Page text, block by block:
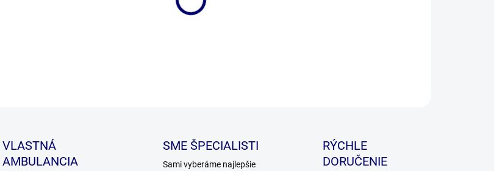
VLASTNÁ
AMBULANCIA
SME ŠPECIALISTI
Sami vyberáme najlepšie
RÝCHLE
DORUČENIE